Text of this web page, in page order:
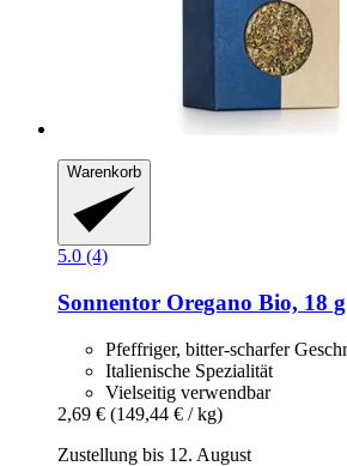
Warenkorb
5.0 (4)
Sonnentor Oregano Bio, 18 g
Pfeffriger, bitter-scharfer
Italienische Spezialität
Vielseitig verwendbar
2,69 € (149,44 € / kg)
Zustellung bis 12. August